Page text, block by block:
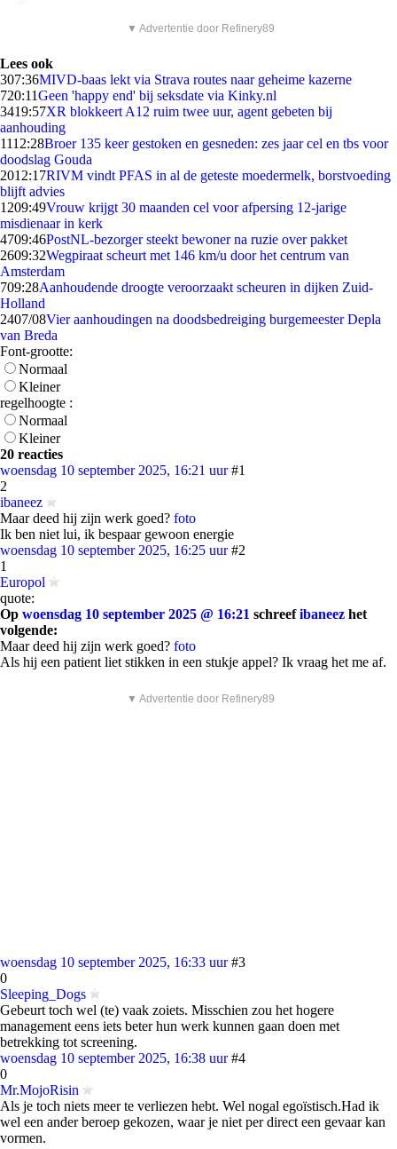
▼ Advertentie door Refinery89
Lees ook
307:36MIVD-baas lekt via Strava routes naar geheime kazerne
720:11Geen 'happy end' bij seksdate via Kinky.nl
3419:57XR blokkeert A12 ruim twee uur, agent gebeten bij
aanhouding
1112:28Broer 135 keer gestoken en gesneden: zes jaar cel en tbs voor
doodslag Gouda
2012:17RIVM vindt PFAS in al de geteste moedermelk, borstvoeding
blijft advies
1209:49Vrouw krijgt 30 maanden cel voor afpersing 12-jarige
misdienaar in kerk
4709:46PostNL-bezorger steekt bewoner na ruzie over pakket
2609:32Wegpiraat scheurt met 146 km/u door het centrum van
Amsterdam
709:28Aanhoudende droogte veroorzaakt scheuren in dijken Zuid-
Holland
2407/08Vier aanhoudingen na doodsbedreiging burgemeester Depla
van Breda
Font-grootte:
Normaal
Kleiner
regelhoogte :
Normaal
Kleiner
20 reacties
woensdag 10 september 2025, 16:21 uur #1
2
ibaneez
Maar deed hij zijn werk goed? foto
Ik ben niet lui, ik bespaar gewoon energie
woensdag 10 september 2025, 16:25 uur #2
1
Europol
quote:
Op woensdag 10 september 2025 @ 16:21 schreefibaneez het
volgende:
Maar deed hij zijn werk goed? foto
Als hij een patient liet stikken in een stukje appel? Ik vraag het me af.
▼ Advertentie door Refinery89
woensdag 10 september 2025, 16:33 uur #3
0
Sleeping_Dogs
Gebeurt toch wel (te) vaak zoiets. Misschien zou het hogere
management eens iets beter hun werk kunnen gaan doen met
betrekking tot screening.
woensdag 10 september 2025, 16:38 uur #4
0
Mr.MojoRisin
Als je toch niets meer te verliezen hebt. Wel nogal egoïstisch.Had ik
wel een ander beroep gekozen, waar je niet per direct een gevaar kan
vormen.